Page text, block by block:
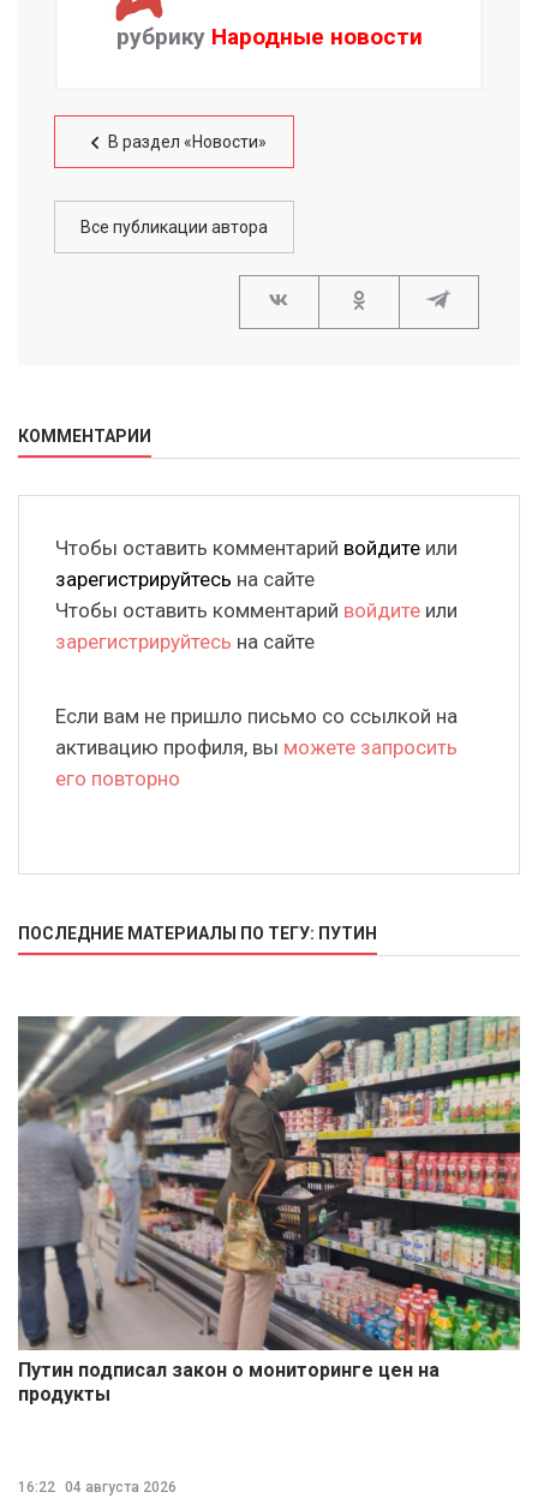
рубрику Народные новости
В раздел «Новости»
Все публикации автора
КОММЕНТАРИИ
Чтобы оставить комментарий войдите или
зарегистрируйтесь на сайте
Чтобы оставить комментарий войдите или
зарегистрируйтесь на сайте
Если вам не пришло письмо со ссылкой на
активацию профиля, вы можете запросить
его повторно
ПОСЛЕДНИЕ МАТЕРИАЛЫ ПО ТЕГУ: ПУТИН
Путин подписал закон о мониторинге цен на
продукты
16:22 04 августа 2026